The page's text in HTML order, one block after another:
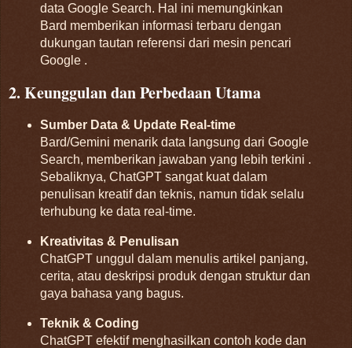
data Google Search. Hal ini memungkinkan
Bard memberikan informasi terbaru dengan
dukungan tautan referensi dari mesin pencari
Google.
2. Keunggulan dan Perbedaan Utama
Sumber Data & Update Real-time
Bard/Gemini menarik data langsung dari Google
Search, memberikan jawaban yang lebih terkini .
Sebaliknya, ChatGPT sangat kuat dalam
penulisan kreatif dan teknis, namun tidak selalu
terhubung ke data real-time.
Kreativitas & Penulisan
ChatGPT unggul dalam menulis artikel panjang,
cerita, atau deskripsi produk dengan struktur dan
gaya bahasa yang bagus.
Teknik & Coding
ChatGPT efektif menghasilkan contoh kode dan